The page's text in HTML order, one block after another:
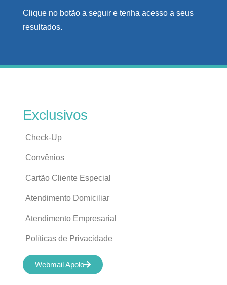
Clique no botão a seguir e tenha acesso a seus
resultados.
Exclusivos
Check-Up
Convênios
Cartão Cliente Especial
Atendimento Domiciliar
Atendimento Empresarial
Políticas de Privacidade
Webmail Apolo